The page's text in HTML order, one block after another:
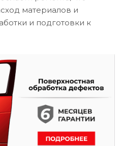
материалов и
и подготовки к